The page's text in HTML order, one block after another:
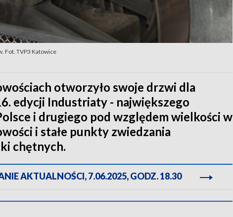
Fot. TVP3 Katowice
otworzyło swoje drzwi dla
edycji Industriaty - największego
i drugiego pod względem wielkości w
i stałe punkty zwiedzania
chętnych.
AKTUALNOŚCI, 7.06.2025, GODZ. 18.30